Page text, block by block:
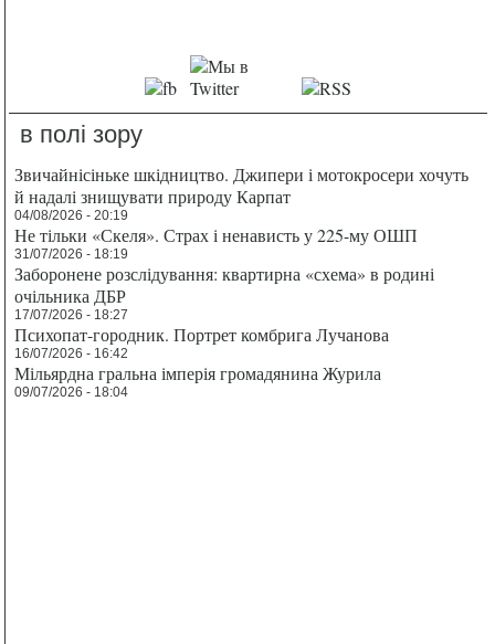
в полі зору
Звичайнісіньке шкідництво. Джипери і мотокросери хочуть
й надалі знищувати природу Карпат
04/08/2026 - 20:19
Не тільки «Скеля». Страх і ненависть у 225-му ОШП
31/07/2026 - 18:19
Заборонене розслідування: квартирна «схема» в родині
очільника ДБР
17/07/2026 - 18:27
Психопат-городник. Портрет комбрига Лучанова
16/07/2026 - 16:42
Мільярдна гральна імперія громадянина Журила
09/07/2026 - 18:04